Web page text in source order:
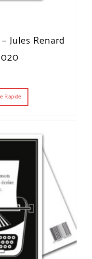
Jules Renard
Rapide